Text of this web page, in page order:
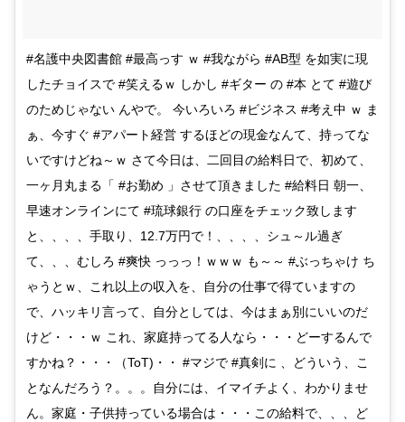
#名護中央図書館 #最高っす ｗ #我ながら #AB型 を如実に現
したチョイスで #笑えるｗ しかし #ギター の #本 とて #遊び
のためじゃない んやで。 今いろいろ #ビジネス #考え中 ｗ ま
ぁ、今すぐ #アパート経営 するほどの現金なんて、持ってな
いですけどね～ｗ さて今日は、二回目の給料日で、初めて、
一ヶ月丸まる「 #お勤め 」させて頂きました #給料日 朝一、
早速オンラインにて #琉球銀行 の口座をチェック致します
と、、、、手取り、12.7万円で！、、、、シュ～ル過ぎ
て、、、むしろ #爽快 っっっ！ｗｗｗ も～～ #ぶっちゃけ ち
ゃうとｗ、これ以上の収入を、自分の仕事で得ていますの
で、ハッキリ言って、自分としては、今はまぁ別にいいのだ
けど・・・ｗ これ、家庭持ってる人なら・・・どーするんで
すかね？・・・（ToT)・・ #マジで #真剣に 、どういう、こ
となんだろう？。。。自分には、イマイチよく、わかりませ
ん。家庭・子供持っている場合は・・・この給料で、、、ど